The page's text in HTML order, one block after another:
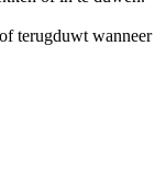
terugduwt wanneer